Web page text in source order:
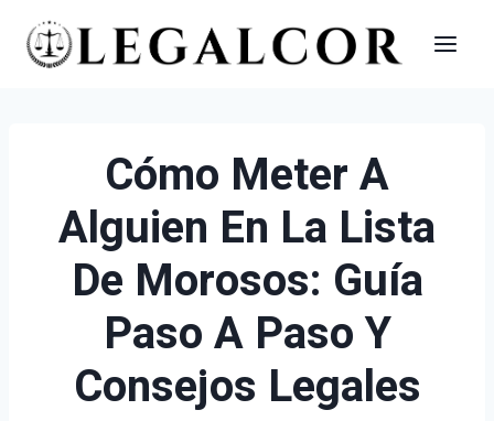
Saltar
Cómo Meter A
Alguien En La Lista
De Morosos: Guía
Paso A Paso Y
Consejos Legales